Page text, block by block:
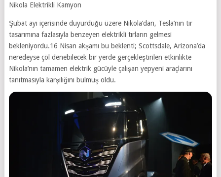
Nikola Elektrikli Kamyon
Şubat ayı içerisinde duyurduğu üzere Nikola’dan, Tesla’nın tır
tasarımına fazlasıyla benzeyen elektrikli tırların gelmesi
bekleniyordu.16 Nisan akşamı bu beklenti; Scottsdale, Arizona’da
neredeyse çöl denebilecek bir yerde gerçekleştirilen etkinlikte
Nikola’nın tamamen elektrik gücüyle çalışan yepyeni araçlarını
tanıtmasıyla karşılığını bulmuş oldu.